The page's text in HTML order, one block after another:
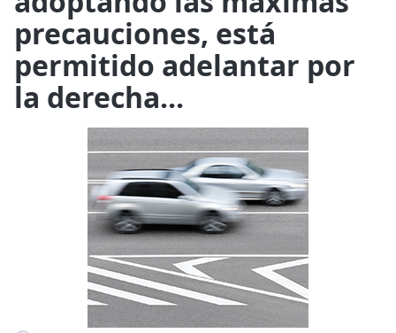
precauciones, está
permitido adelantar por
la derecha...